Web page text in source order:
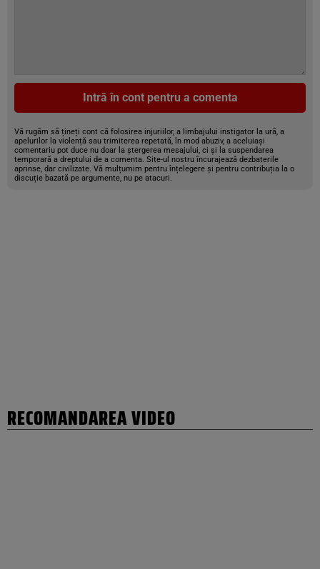
Intră în cont pentru a comenta
Vă rugăm să țineți cont că folosirea injuriilor, a limbajului instigator la ură, a
apelurilor la violență sau trimiterea repetată, în mod abuziv, a aceluiași
comentariu pot duce nu doar la ștergerea mesajului, ci și la suspendarea
temporară a dreptului de a comenta. Site-ul nostru încurajează dezbaterile
aprinse, dar civilizate. Vă mulțumim pentru înțelegere și pentru contribuția la o
discuție bazată pe argumente, nu pe atacuri.
RECOMANDAREA VIDEO